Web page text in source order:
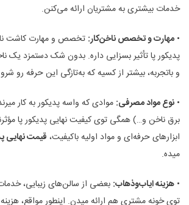
خدمات بیشتری به مشتریان ارائه می‌کنن.
• مهارت و تخصص ناخن‌کار: تخصص و مهارت کاشت
پدیکور پا تأثیر بسزایی داره. بدون شک دستمزد یک
و باتجربه، بیشتر از کسیه که به‌تازگی این حرفه رو
• نوع مواد مصرفی: موادی که واسه پدیکور به کار
برق ناخن و…) همگی توی کیفیت نهایی پدیکور پا
ابزارهای حرفه‌ای و مواد اولیه باکیفیت، قیمت نهایی
میده.
• هزینه ایاب‌وذهاب: بعضی از سالن‌های زیبایی،
توی خونه مشتری هم ارائه میدن. اینطور مواقع،